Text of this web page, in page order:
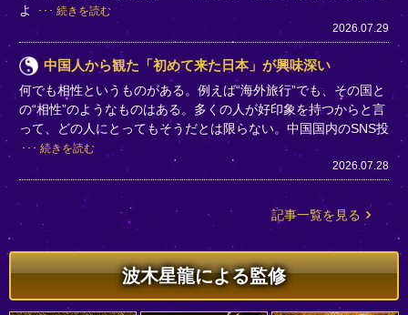
よ
続きを読む
2026.07.29
中国人から観た「初めて来た日本」が興味深い
何でも相性というものがある。例えば“海外旅行”でも、その国と
の“相性”のようなものはある。多くの人が好印象を持つからと言
って、どの人にとってもそうだとは限らない。中国国内のSNS投
続きを読む
2026.07.28
記事一覧を見る
波木星龍による監修